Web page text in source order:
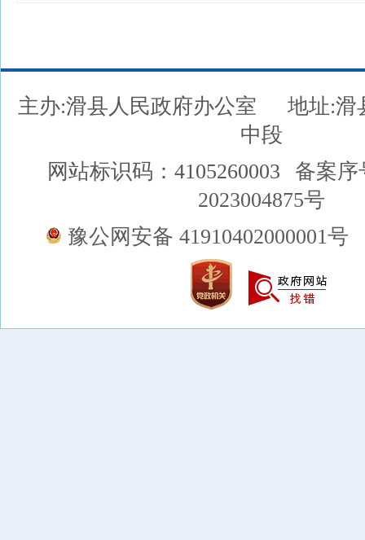
主办:滑县人民政府办公室
地址:滑
中段
网站标识码：4105260003
备案序
2023004875号
豫公网安备 41910402000001号